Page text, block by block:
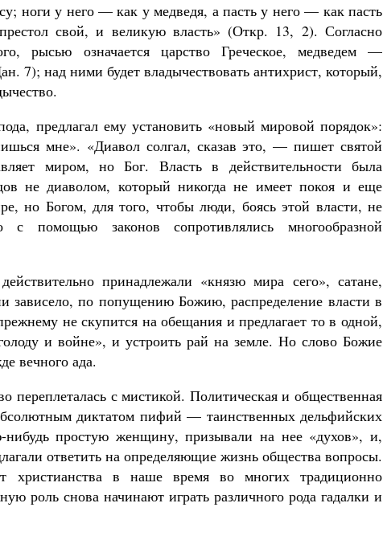
ноги у него — как у медведя, а пасть у него — как пасть
свой, и великую власть» (Откр. 13, 2). Согласно
рысью означается царство Греческое, медведем —
7); над ними будет владычествовать антихрист, который,
предлагал ему установить «новый мировой порядок»:
мне». «Диавол солгал, сказав это, — пишет святой
миром, но Бог. Власть в действительности была
не диаволом, который никогда не имеет покоя и еще
но Богом, для того, чтобы люди, боясь этой власти, не
законов сопротивлялись многообразной
принадлежали «князю мира сего», сатане,
зависело, по попущению Божию, распределение власти в
не скупится на обещания и предлагает то в одной,
и войне», и устроить рай на земле. Но слово Божие
вечного ада.
с мистикой. Политическая и общественная
диктатом пифий — таинственных дельфийских
простую женщину, призывали на нее «духов», и,
ответить на определяющие жизнь общества вопросы.
в наше время во многих традиционно
роль снова начинают играть различного рода гадалки и